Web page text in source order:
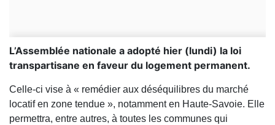
L’Assemblée nationale a adopté hier (lundi) la loi
transpartisane en faveur du logement permanent.
Celle-ci vise à « remédier aux déséquilibres du marché
locatif en zone tendue », notamment en Haute-Savoie. Elle
permettra, entre autres, à toutes les communes qui